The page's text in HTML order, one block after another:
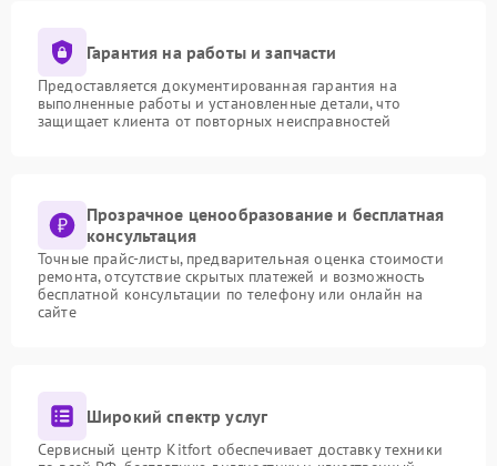
Гарантия на работы и запчасти
Предоставляется документированная гарантия на
выполненные работы и установленные детали, что
защищает клиента от повторных неисправностей
Прозрачное ценообразование и бесплатная
консультация
Точные прайс-листы, предварительная оценка стоимости
ремонта, отсутствие скрытых платежей и возможность
бесплатной консультации по телефону или онлайн на
сайте
Широкий спектр услуг
Сервисный центр Kitfort обеспечивает доставку техники